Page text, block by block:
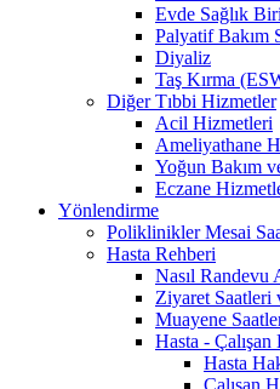
Evde Sağlık
Palyatif Bakım
Diyaliz
Taş Kırma
Diğer Tıbbi Hizmetler
Acil Hizmetleri
Ameliyathane
Yoğun Bakım
Eczane
Yönlendirme
Poliklinikler Mesai
Hasta Rehberi
Nasıl Randevu
Ziyaret Saatleri
Muayene
Hasta -
Hasta
Çalışan